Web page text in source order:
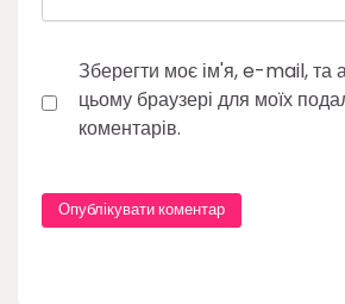
Зберегти моє ім'я, e-mail, та
цьому браузері для моїх
коментарів.